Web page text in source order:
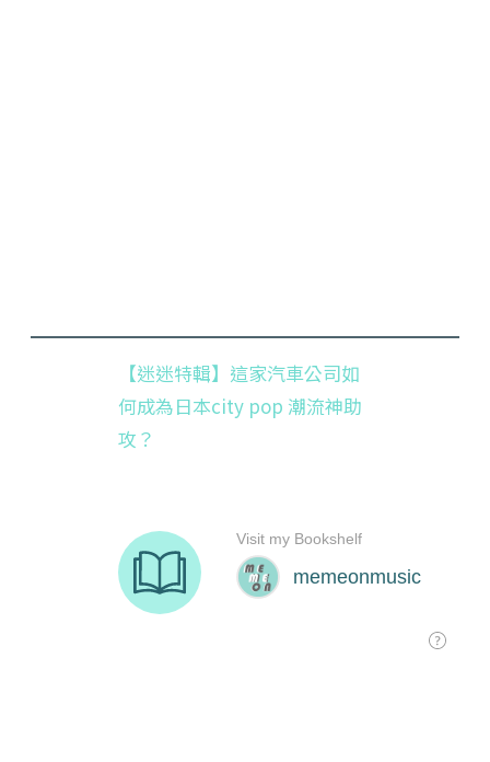
【迷迷特輯】這家汽車公司如
何成為日本city pop 潮流神助
攻？